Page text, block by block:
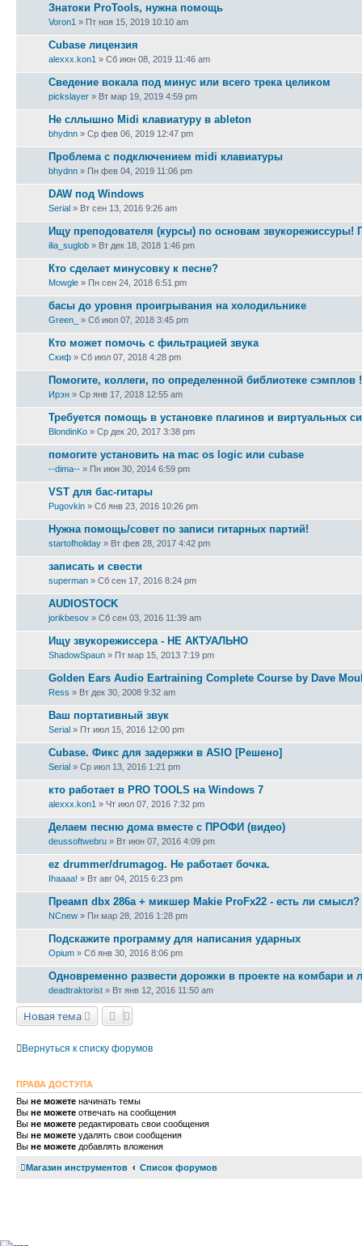
Знатоки ProTools, нужна помощь
Voron1 » Пт ноя 15, 2019 10:10 am
Cubase лицензия
alexxx.kon1 » Сб июн 08, 2019 11:46 am
Сведение вокала под минус или всего трека целиком
pickslayer » Вт мар 19, 2019 4:59 pm
Не сллышно Midi клавиатуру в ableton
bhydnn » Ср фев 06, 2019 12:47 pm
Проблема с подключением midi клавиатуры
bhydnn » Пн фев 04, 2019 11:06 pm
DAW под Windows
Serial » Вт сен 13, 2016 9:26 am
Ищу преподователя (курсы) по основам звукорежиссуры!
ilia_suglob » Вт дек 18, 2018 1:46 pm
Кто сделает минусовку к песне?
Mowgle » Пн сен 24, 2018 6:51 pm
басы до уровня проигрывания на холодильнике
Green_ » Сб июл 07, 2018 3:45 pm
Кто может помочь с фильтрацией звука
Скиф » Сб июл 07, 2018 4:28 pm
Помогите, коллеги, по определенной библиотеке сэмплов
Ирэн » Ср янв 17, 2018 12:55 am
Требуется помощь в установке плагинов и виртуальных
BlondinKo » Ср дек 20, 2017 3:38 pm
помогите установить на mac os logic или cubase
--dima-- » Пн июн 30, 2014 6:59 pm
VST для бас-гитары
Pugovkin » Сб янв 23, 2016 10:26 pm
Нужна помощь/совет по записи гитарных партий!
startofholiday » Вт фев 28, 2017 4:42 pm
записать и свести
superman » Сб сен 17, 2016 8:24 pm
AUDIOSTOCK
jorikbesov » Сб сен 03, 2016 11:39 am
Ищу звукорежиссера - НЕ АКТУАЛЬНО
ShadowSpaun » Пт мар 15, 2013 7:19 pm
Golden Ears Audio Eartraining Complete Course by Dave
Ress » Вт дек 30, 2008 9:32 am
Ваш портативный звук
Serial » Пт июл 15, 2016 12:00 pm
Cubase. Фикс для задержки в ASIO [Решено]
Serial » Ср июл 13, 2016 1:21 pm
кто работает в PRO TOOLS на Windows 7
alexxx.kon1 » Чт июл 07, 2016 7:32 pm
Делаем песню дома вместе с ПРОФИ (видео)
deussoftwebru » Вт июн 07, 2016 4:09 pm
ez drummer/drumagog. Не работает бочка.
Ihaaaa! » Вт авг 04, 2015 6:23 pm
Преамп dbx 286a + микшер Makie ProFx22 - есть ли смысл?
NCnew » Пн мар 28, 2016 1:28 pm
Подскажите программу для написания ударных
Opium » Сб янв 30, 2016 8:06 pm
Одновременно развести дорожки в проекте на комбари и
deadtraktorist » Вт янв 12, 2016 11:50 am
Новая тема
Вернуться к списку форумов
ПРАВА ДОСТУПА
Вы не можете начинать темы
Вы не можете отвечать на сообщения
Вы не можете редактировать свои сообщения
Вы не можете удалять свои сообщения
Вы не можете добавлять вложения
Магазин инструментов Список форумов